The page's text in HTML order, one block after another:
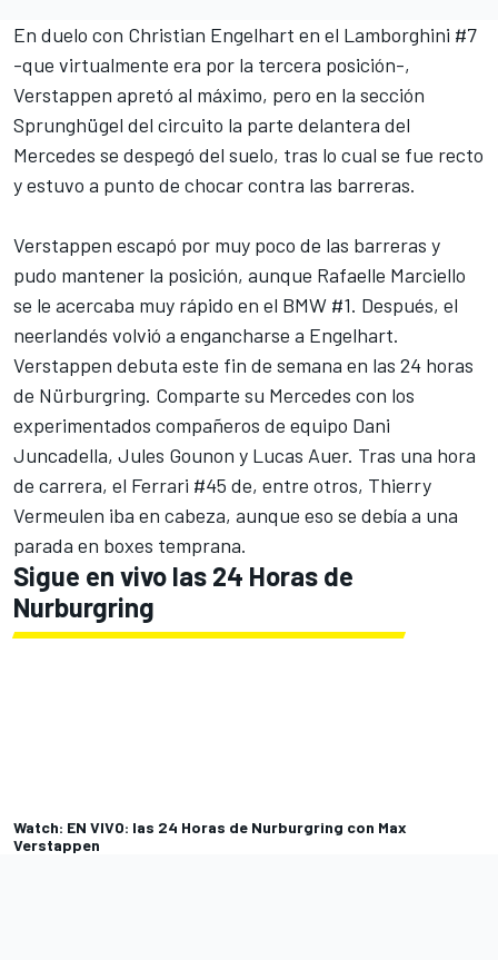
En duelo con Christian Engelhart en el Lamborghini #7
-que virtualmente era por la tercera posición-,
Verstappen apretó al máximo, pero en la sección
Sprunghügel del circuito la parte delantera del
Mercedes se despegó del suelo, tras lo cual se fue recto
y estuvo a punto de chocar contra las barreras.
Verstappen escapó por muy poco de las barreras y
pudo mantener la posición, aunque Rafaelle Marciello
se le acercaba muy rápido en el BMW #1. Después, el
neerlandés volvió a engancharse a Engelhart.
Verstappen debuta este fin de semana en las 24 horas
de Nürburgring. Comparte su Mercedes con los
experimentados compañeros de equipo Dani
Juncadella, Jules Gounon y Lucas Auer. Tras una hora
de carrera, el Ferrari #45 de, entre otros, Thierry
Vermeulen iba en cabeza, aunque eso se debía a una
parada en boxes temprana.
Sigue en vivo las 24 Horas de
Nurburgring
Watch: EN VIVO: las 24 Horas de Nurburgring con Max
Verstappen